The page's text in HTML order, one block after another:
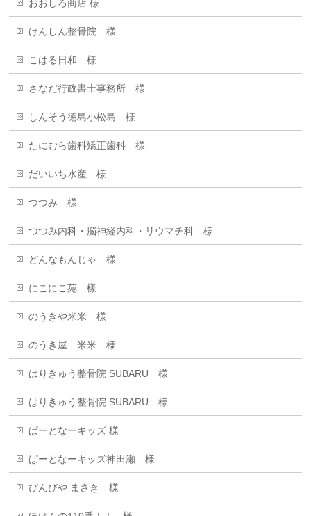
おおしろ商店 様
けんしん整骨院 様
こはる日和 様
さなだ行政書士事務所 様
しんそう徳島小松島 様
たにむら歯科矯正歯科 様
だいいち水産 様
つつみ 様
つつみ内科・脳神経内科・リウマチ科 様
どんなもんじゃ 様
にこにこ苑 樣
のうきや米米 様
のうき屋 米米 様
はりきゅう整骨院 SUBARU 様
はりきゅう整骨院 SUBARU 様
ぱーとなーキッズ 様
ぱーとなーキッズ神田瀬 様
びんびや まさき 様